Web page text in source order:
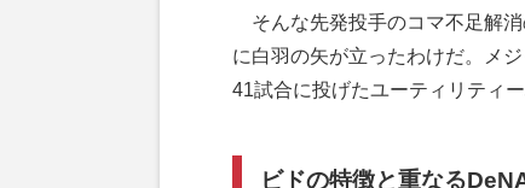
そんな先発投手のコマ不足解
に白羽の矢が立ったわけだ。メ
41試合に投げたユーティリティ
ビドの特徴と重なる